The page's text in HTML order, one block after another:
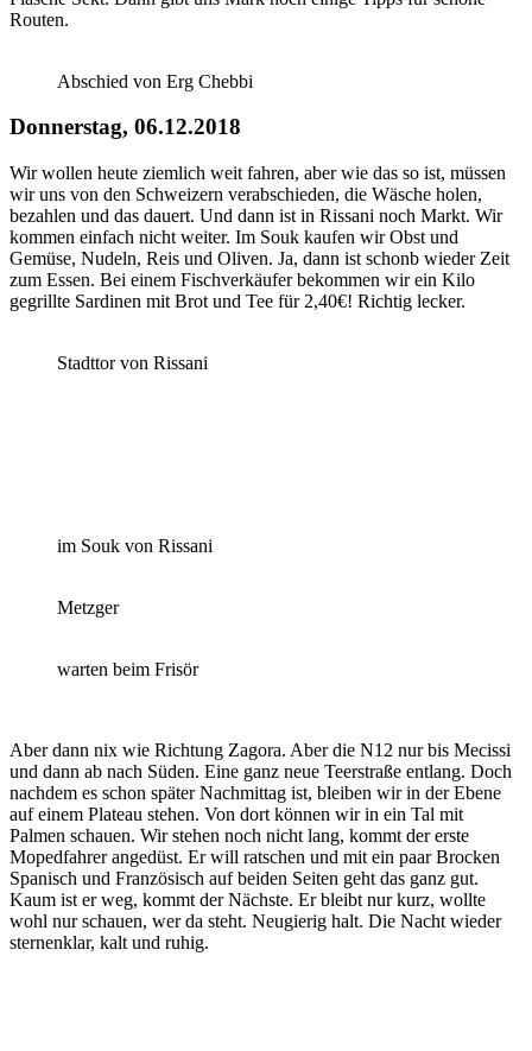
Routen.
Abschied von Erg Chebbi
Donnerstag, 06.12.2018
Wir wollen heute ziemlich weit fahren, aber wie das so ist, müssen
wir uns von den Schweizern verabschieden, die Wäsche holen,
bezahlen und das dauert. Und dann ist in Rissani noch Markt. Wir
kommen einfach nicht weiter. Im Souk kaufen wir Obst und
Gemüse, Nudeln, Reis und Oliven. Ja, dann ist schonb wieder Zeit
zum Essen. Bei einem Fischverkäufer bekommen wir ein Kilo
gegrillte Sardinen mit Brot und Tee für 2,40€! Richtig lecker.
Stadttor von Rissani
im Souk von Rissani
Metzger
warten beim Frisör
Aber dann nix wie Richtung Zagora. Aber die N12 nur bis Mecissi
und dann ab nach Süden. Eine ganz neue Teerstraße entlang. Doch
nachdem es schon später Nachmittag ist, bleiben wir in der Ebene
auf einem Plateau stehen. Von dort können wir in ein Tal mit
Palmen schauen. Wir stehen noch nicht lang, kommt der erste
Mopedfahrer angedüst. Er will ratschen und mit ein paar Brocken
Spanisch und Französisch auf beiden Seiten geht das ganz gut.
Kaum ist er weg, kommt der Nächste. Er bleibt nur kurz, wollte
wohl nur schauen, wer da steht. Neugierig halt. Die Nacht wieder
sternenklar, kalt und ruhig.